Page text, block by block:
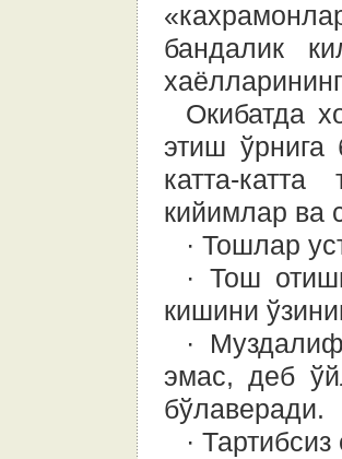
бандалик
Окибатда
этиш ўрнига
катта-
кийимлар ва
· Тошлар
· Тош
кишини
·
эмас, деб
бўлаверади.
·